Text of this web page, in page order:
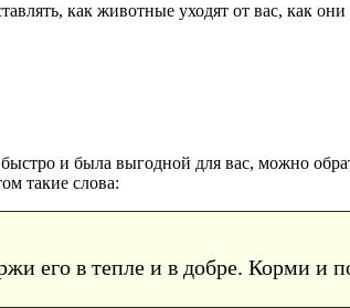
как животные уходят от вас, как
и была выгодной для вас, можно
такие слова:
его в тепле и в добре. Корми и